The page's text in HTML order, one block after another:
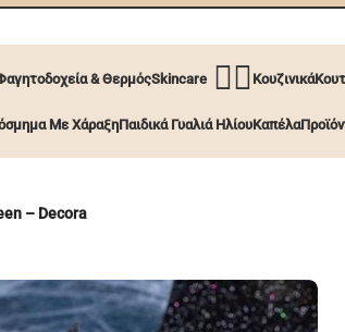
& ΘερμόςSkincare 🧖‍♀️ Κουζινικά
Με ΧάραξηΠαιδικά Γυαλιά ΗλίουΚαπέλα
– Decora